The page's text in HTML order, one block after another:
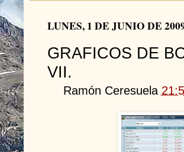
LUNES, 1 DE JUNIO DE
GRAFICOS DE
VII.
Ramón Ceresuela